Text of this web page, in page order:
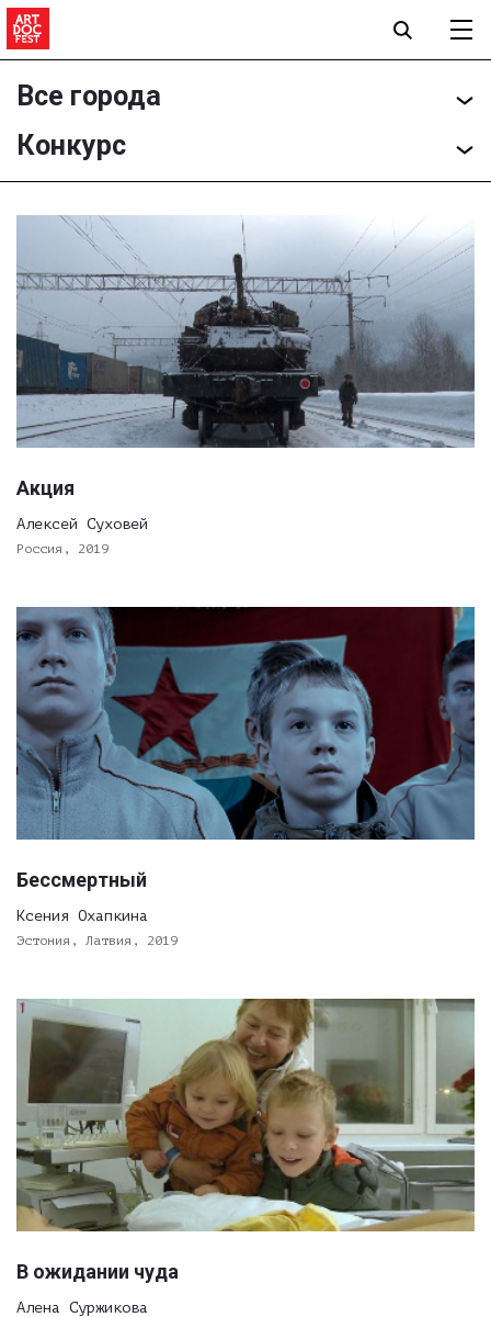
Все города
Конкурс
Акция
Алексей Суховей
Россия, 2019
Бессмертный
Ксения Охапкина
Эстония, Латвия, 2019
В ожидании чуда
Алена Суржикова